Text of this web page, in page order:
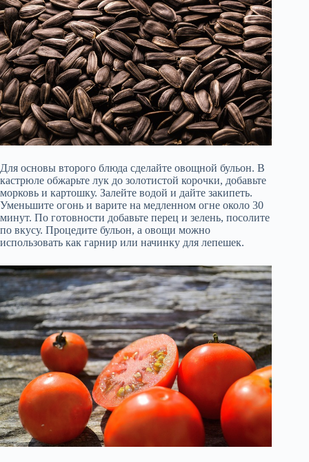
Для основы второго блюда сделайте овощной бульон. В
кастрюле обжарьте лук до золотистой корочки, добавьте
морковь и картошку. Залейте водой и дайте закипеть.
Уменьшите огонь и варите на медленном огне около 30
минут. По готовности добавьте перец и зелень, посолите
по вкусу. Процедите бульон, а овощи можно
использовать как гарнир или начинку для лепешек.